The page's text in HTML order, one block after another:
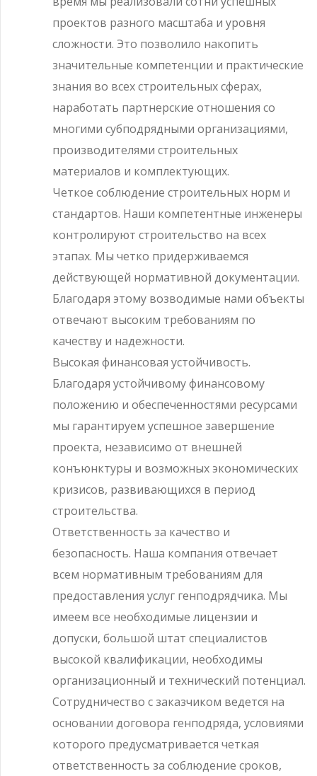
проектов разного масштаба и уровня
сложности. Это позволило накопить
значительные компетенции и практические
знания во всех строительных сферах,
наработать партнерские отношения со
многими субподрядными организациями,
производителями строительных
материалов и комплектующих.
Четкое соблюдение строительных норм и
стандартов. Наши компетентные инженеры
контролируют строительство на всех
этапах. Мы четко придерживаемся
действующей нормативной документации.
Благодаря этому возводимые нами объекты
отвечают высоким требованиям по
качеству и надежности.
Высокая финансовая устойчивость.
Благодаря устойчивому финансовому
положению и обеспеченностями ресурсами
мы гарантируем успешное завершение
проекта, независимо от внешней
конъюнктуры и возможных экономических
кризисов, развивающихся в период
строительства.
Ответственность за качество и
безопасность. Наша компания отвечает
всем нормативным требованиям для
предоставления услуг генподрядчика. Мы
имеем все необходимые лицензии и
допуски, большой штат специалистов
высокой квалификации, необходимы
организационный и технический потенциал.
Сотрудничество с заказчиком ведется на
основании договора генподряда, условиями
которого предусматривается четкая
ответственность за соблюдение сроков,